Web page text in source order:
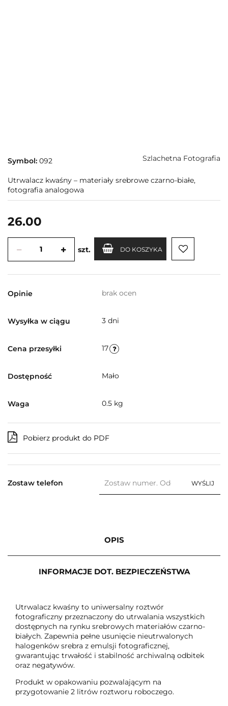
Symbol: 092 Szlachetna Fotografia
Utrwalacz kwaśny – materiały srebrowe czarno-białe,
fotografia analogowa
26.00
szt. DO KOSZYKA
Opinie brak ocen
Wysyłka w ciągu 3 dni
Cena przesyłki 17
Dostępność Mało
Waga 0.5 kg
Pobierz produkt do PDF
Zostaw telefon WYŚLIJ
OPIS
INFORMACJE DOT. BEZPIECZEŃSTWA
Utrwalacz kwaśny to uniwersalny roztwór
fotograficzny przeznaczony do utrwalania wszystkich
dostępnych na rynku srebrowych materiałów czarno-
białych. Zapewnia pełne usunięcie nieutrwalonych
halogenków srebra z emulsji fotograficznej,
gwarantując trwałość i stabilność archiwalną odbitek
oraz negatywów.
Produkt w opakowaniu pozwalającym na
przygotowanie 2 litrów roztworu roboczego.